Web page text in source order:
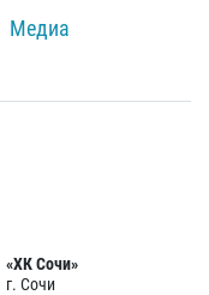
Медиа
«ХК Сочи»
г. Сочи